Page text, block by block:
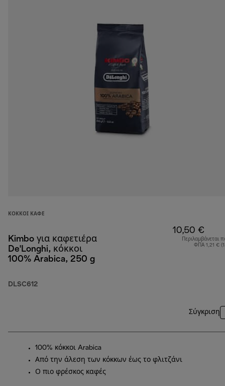
ΚΌΚΚΟΙ ΚΑΦΈ
Kimbo για καφετιέρα
De'Longhi, κόκκοι
100% Arabica, 250 g
DLSC612
10,50 €
Περιλαμβάνεται
ΦΠΑ 1,21 €
Σύγκριση
100% κόκκοι Arabica
Από την άλεση των κόκκων έως το φλιτζάνι
Ο πιο φρέσκος καφές